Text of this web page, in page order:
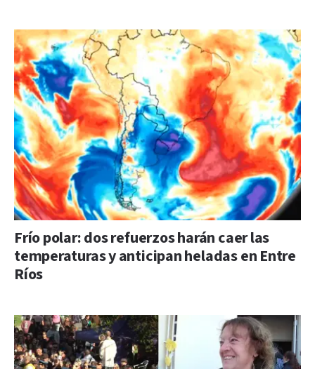
Frío polar: dos refuerzos harán caer las
temperaturas y anticipan heladas en Entre
Ríos